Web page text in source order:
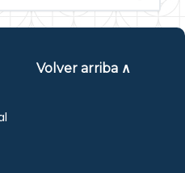
Volver arriba ∧